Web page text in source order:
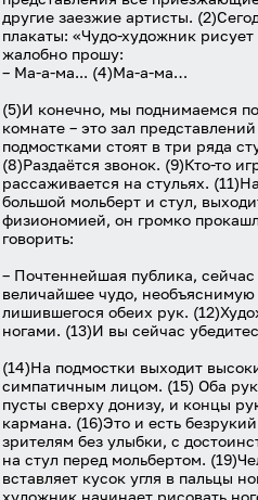
данных , а также принимаю
соглашение.
Войти через
Войти
другие заезжие артисты.
плакаты: «Чудо-художник
жалобно прошу:
– Ма-а-ма... (4)Ма-а-ма…
(5)И конечно, мы поднимаемся
комнате – это зал
подмостками стоят в три ряда
(8)Раздаётся звонок. (9)Кто-то
рассаживается на стульях.
большой мольберт и стул,
физиономией, он громко
говорить:
– Почтеннейшая публика,
величайшее чудо,
лишившегося обеих рук.
ногами. (13)И вы сейчас
(14)На подмостки выходит
симпатичным лицом. (15) Оба
пусты сверху донизу, и концы
кармана. (16)Это и есть
зрителям без улыбки, с
на стул перед мольбертом.
вставляет кусок угля в пальцы
художник начинает рисовать